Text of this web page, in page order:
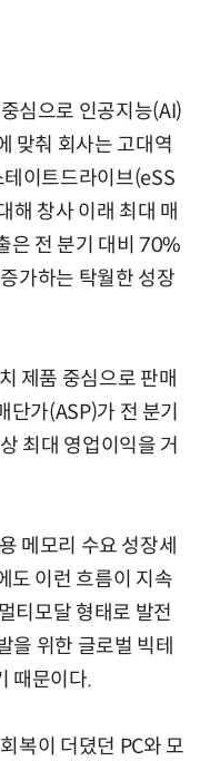
심으로 인공지능(AI)
맞춰 회사는 고대역
이트드라이브(eSS
해 창사 이래 최대 매
은 전 분기 대비 70%
가하는 탁월한 성장
제품 중심으로 판매
단가(ASP)가 전 분기
최대 영업이익을 거
메모리 수요 성장세
도 이런 흐름이 지속
티모달 형태로 발전
을 위한 글로벌 빅테
때문이다.
복이 더뎠던 PC와 모